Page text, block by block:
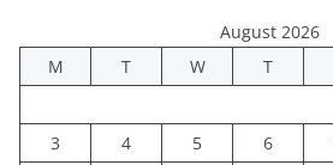
August 2026
M
T W T
3
4 5 6